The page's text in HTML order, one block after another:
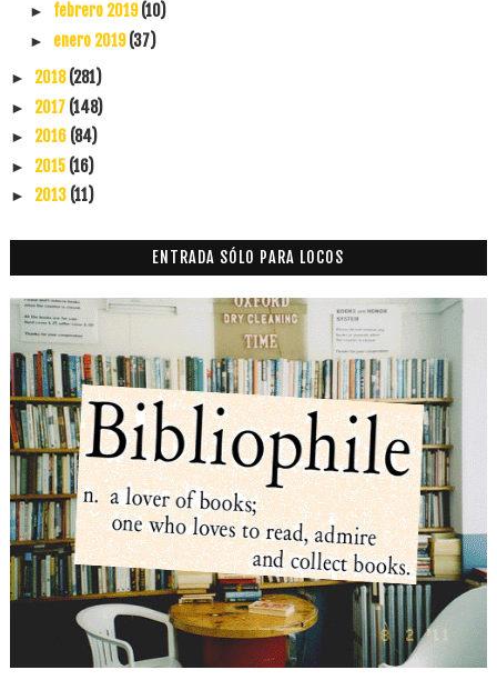
► febrero 2019(10)
► enero 2019(37)
► 2018(281)
► 2017 (148)
► 2016 (84)
► 2015 (16)
► 2013 (11)
ENTRADA SÓLO PARA LOCOS